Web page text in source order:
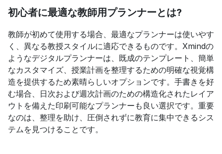
初心者に最適な教師用プランナーとは?
教師が初めて使用する場合、最適なプランナーは使いやす
く、異なる教授スタイルに適応できるものです。Xmindの
ようなデジタルプランナーは、既成のテンプレート、簡単
なカスタマイズ、授業計画を整理するための明確な視覚構
造を提供するため素晴らしいオプションです。手書きを好
む場合、日次および週次計画のための構造化されたレイア
ウトを備えた印刷可能なプランナーも良い選択です。重要
なのは、整理を助け、圧倒されずに教育に集中できるシス
テムを見つけることです。